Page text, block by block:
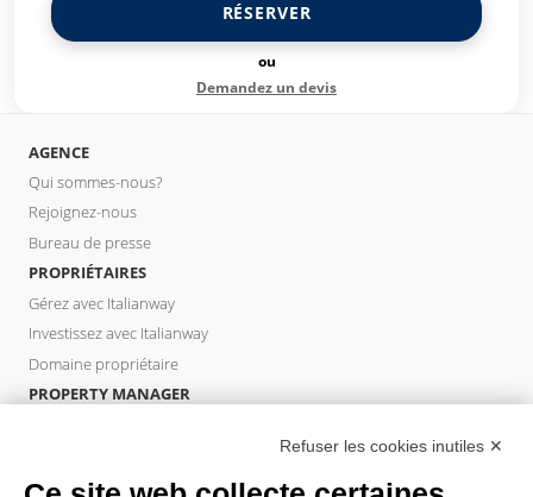
RÉSERVER
ou
Demandez un devis
AGENCE
Qui sommes-nous?
Rejoignez-nous
Bureau de presse
PROPRIÉTAIRES
Gérez avec Italianway
Investissez avec Italianway
Domaine propriétaire
PROPERTY MANAGER
INVITÉS
Refuser les cookies inutiles ✕